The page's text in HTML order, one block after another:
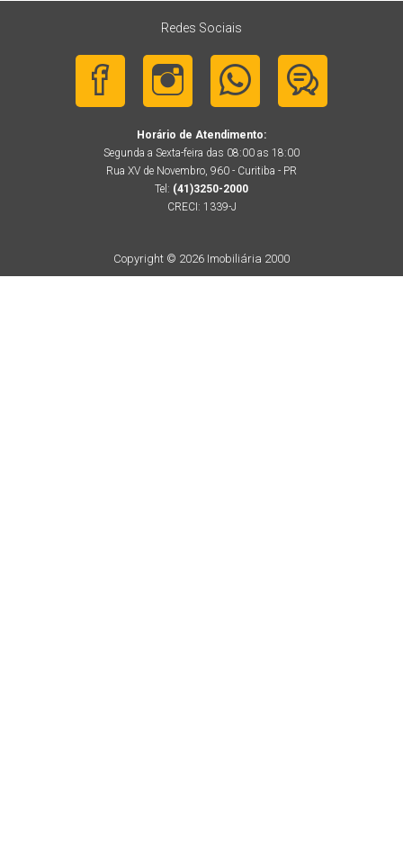
Redes Sociais
Horário de Atendimento:
Segunda a Sexta-feira das 08:00 as 18:00
Rua XV de Novembro, 960 - Curitiba - PR
Tel: (41)3250-2000
CRECI: 1339-J
Copyright © 2026 Imobiliária 2000